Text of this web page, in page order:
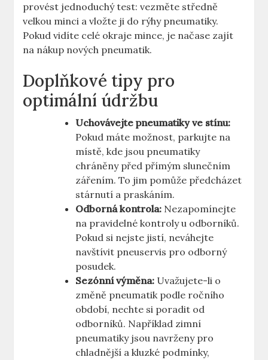
provést jednoduchý test: vezměte středně
velkou minci a vložte ji do rýhy pneumatiky.
Pokud vidíte celé okraje mince, je načase zajít
na nákup nových pneumatik.
Doplňkové tipy pro
optimální údržbu
Uchovávejte pneumatiky ve stínu:
Pokud máte možnost, parkujte na
místě, kde jsou pneumatiky
chráněny před přímým slunečním
zářením. To jim pomůže předcházet
stárnutí a praskáním.
Odborná kontrola: Nezapomínejte
na pravidelné kontroly u odborníků.
Pokud si nejste jistí, neváhejte
navštívit pneuservis pro odborný
posudek.
Sezónní výměna: Uvažujete-li o
změně pneumatik podle ročního
období, nechte si poradit od
odborníků. Například zimní
pneumatiky jsou navrženy pro
chladnější a kluzké podmínky,